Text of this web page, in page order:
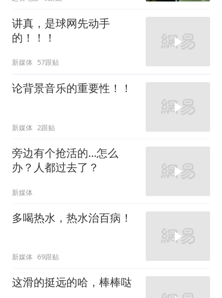
讲真，是球网先动手
的！！！
新媒体 57跟贴
论背景音乐的重要性！！
新媒体 2跟贴
旁边有个抢活的…怎么
办？人都过去了？
新媒体
多喝热水，热水治百病！
新媒体 69跟贴
这滑的挺远的哈，棒棒哒